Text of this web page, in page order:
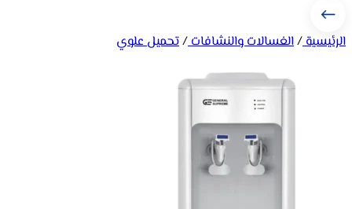
الرئيسية/الغسالات والنشافات/تحميل علوي